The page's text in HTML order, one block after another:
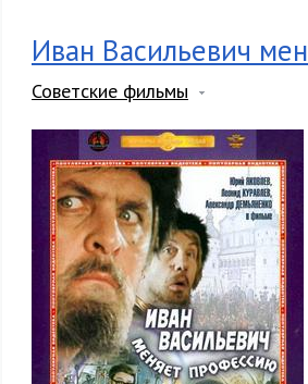
Иван Васильевич
Советские фильмы